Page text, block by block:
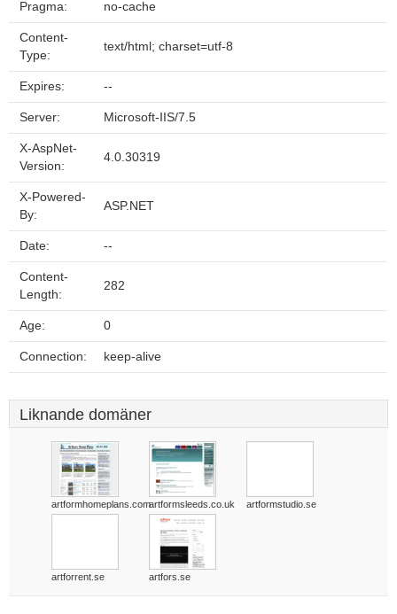
Pragma: no-cache
Content-
Type:
text/html; charset=utf-8
Expires: --
Server: Microsoft-IIS/7.5
X-AspNet-
Version:
4.0.30319
X-Powered-
By:
ASP.NET
Date: --
Content-
Length:
282
Age: 0
Connection: keep-alive
Liknande domäner
artformhomeplans.comartformsleeds.co.uk artformstudio.se
artforrent.se artfors.se